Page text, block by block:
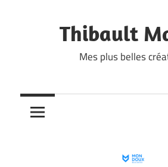
Thibault
Mes plus belles